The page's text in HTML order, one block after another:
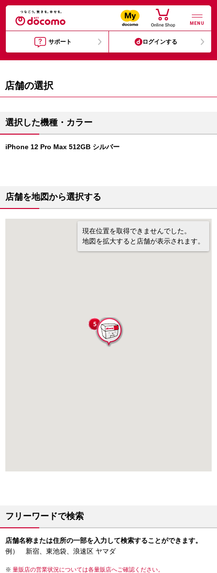
MENU
サポート ログインする
店舗の選択
選択した機種・カラー
iPhone 12 Pro Max 512GB シルバー
店舗を地図から選択する
現在位置を取得できませんでした。
地図を拡大すると店舗が表示されます。
フリーワードで検索
店舗名称または住所の一部を入力して検索することができます。
例） 新宿、東池袋、浪速区 ヤマダ
量販店の営業状況については各量販店へご確認ください。